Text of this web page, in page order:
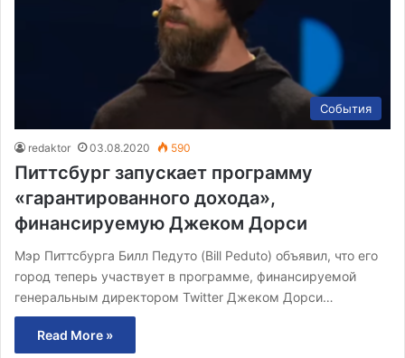
События
redaktor 03.08.2020 590
Питтсбург запускает программу
«гарантированного дохода»,
финансируемую Джеком Дорси
Мэр Питтсбурга Билл Педуто (Bill Peduto) объявил, что его
город теперь участвует в программе, финансируемой
генеральным директором Twitter Джеком Дорси…
Read More »